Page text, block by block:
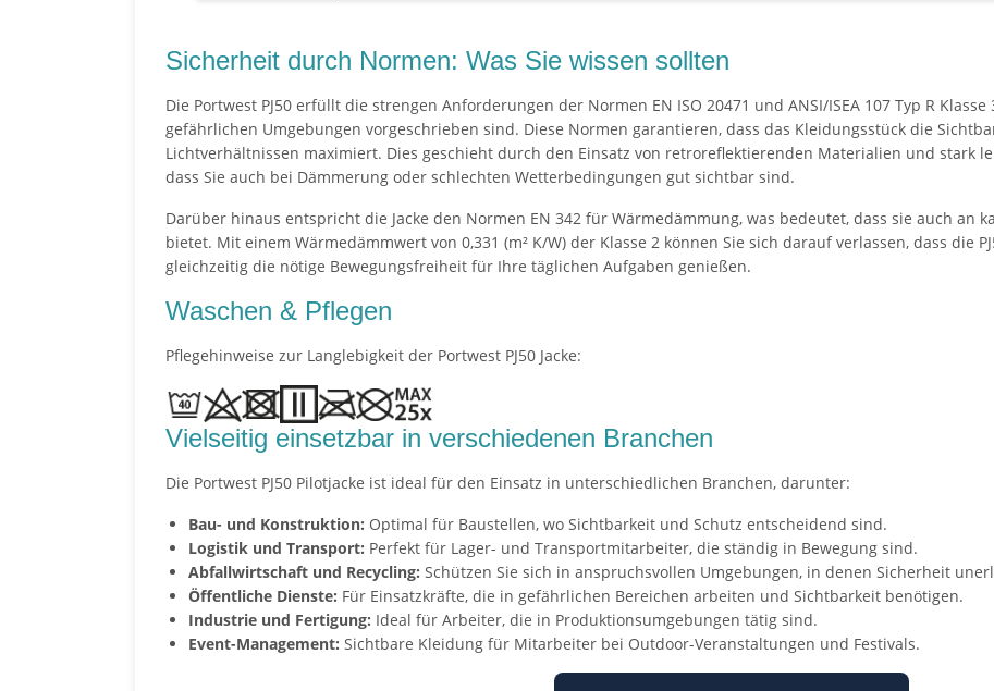
Sicherheit durch Normen: Was Sie wissen sollten
Die Portwest PJ50 erfüllt die strengen Anforderungen der Normen EN ISO 20471 und ANSI/ISEA 107 Typ R
gefährlichen Umgebungen vorgeschrieben sind. Diese Normen garantieren, dass das Kleidungsstück die
Lichtverhältnissen maximiert. Dies geschieht durch den Einsatz von retroreflektierenden Materialien und stark
dass Sie auch bei Dämmerung oder schlechten Wetterbedingungen gut sichtbar sind.
Darüber hinaus entspricht die Jacke den Normen EN 342 für Wärmedämmung, was bedeutet, dass sie auch an
bietet. Mit einem Wärmedämmwert von 0,331 (m² K/W) der Klasse 2 können Sie sich darauf verlassen, dass die
gleichzeitig die nötige Bewegungsfreiheit für Ihre täglichen Aufgaben genießen.
Waschen & Pflegen
Pflegehinweise zur Langlebigkeit der Portwest PJ50 Jacke:
Vielseitig einsetzbar in verschiedenen Branchen
Die Portwest PJ50 Pilotjacke ist ideal für den Einsatz in unterschiedlichen Branchen, darunter:
Bau- und Konstruktion: Optimal für Baustellen, wo Sichtbarkeit und Schutz entscheidend sind.
Logistik und Transport: Perfekt für Lager- und Transportmitarbeiter, die ständig in Bewegung sind.
Abfallwirtschaft und Recycling: Schützen Sie sich in anspruchsvollen Umgebungen, in denen Sicherheit
Öffentliche Dienste: Für Einsatzkräfte, die in gefährlichen Bereichen arbeiten und Sichtbarkeit benötigen.
Industrie und Fertigung: Ideal für Arbeiter, die in Produktionsumgebungen tätig sind.
Event-Management: Sichtbare Kleidung für Mitarbeiter bei Outdoor-Veranstaltungen und Festivals.